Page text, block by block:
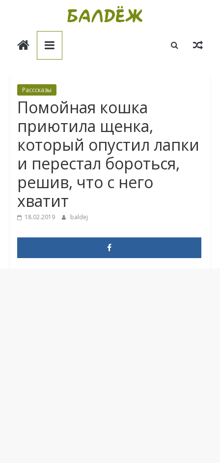
Балдёж
Расссказы
Помойная кошка
приютила щенка,
который опустил лапки
и перестал бороться,
решив, что с него
хватит
18.02.2019 baldej